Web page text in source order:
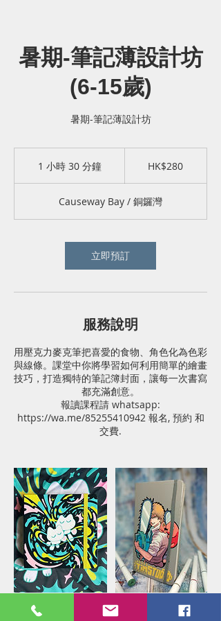
暑期-筆記薄設計坊
(6-15歲)
暑期-筆記薄設計坊
1 小時 30 分鐘1
0
分
HK$280
Causeway Bay / 銅鑼灣
立即預訂
服務說明
用壓克力麥克筆把喜愛的食物、角色化為色彩
與線條。課堂中你將學習如何利用簡單的繪畫
技巧，打造獨特的筆記簿封面，讓每一次書寫
都充滿創意。
報讀課程請 whatsapp:
https://wa.me/85255410942 報名, 預約 和